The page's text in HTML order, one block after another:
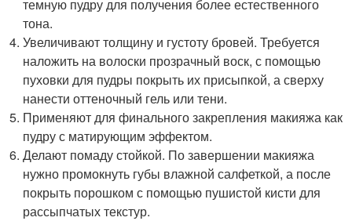
темную пудру для получения более естественного
тона.
Увеличивают толщину и густоту бровей. Требуется
наложить на волоски прозрачный воск, с помощью
пуховки для пудры покрыть их присыпкой, а сверху
нанести оттеночный гель или тени.
Применяют для финального закрепления макияжа как
пудру с матирующим эффектом.
Делают помаду стойкой. По завершении макияжа
нужно промокнуть губы влажной салфеткой, а после
покрыть порошком с помощью пушистой кисти для
рассыпчатых текстур.